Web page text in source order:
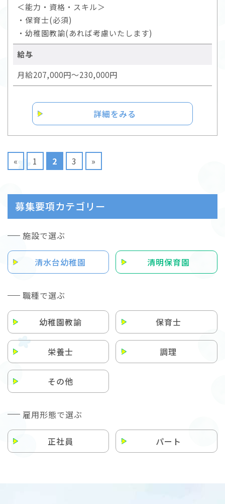
＜能力・資格・スキル＞
・保育士(必須)
・幼稚園教諭(あれば考慮いたします)
給与
月給207,000円～230,000円
詳細をみる
« 1 2 3 »
募集要項カテゴリー
施設で選ぶ
清水台幼稚園 清明保育園
職種で選ぶ
幼稚園教諭 保育士
栄養士 調理
その他
雇用形態で選ぶ
正社員 パート